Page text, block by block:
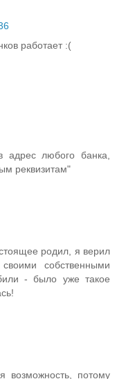
работает :(
любого банка,
реквизитам"
родил, я верил
собственными
- было уже такое
возможность, потому